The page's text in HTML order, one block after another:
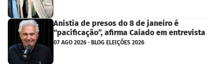
Anistia de presos do 8 de janeiro é
“pacificação”, afirma Caiado em entrevista
07 AGO 2026 · BLOG ELEIÇÕES 2026